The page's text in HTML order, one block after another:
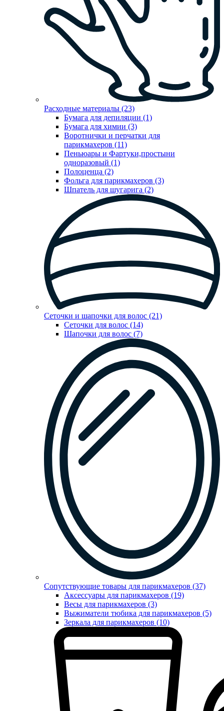
Расходные материалы (23)
Бумага для депиляции (1)
Бумага для химии (3)
Воротнички и перчатки для
парикмахеров (11)
Пеньюары и Фартуки,простыни
одноразовый (1)
Полоценца (2)
Фольга для парикмахеров (3)
Шпатель для шугарига (2)
Сеточки и шапочки для волос (21)
Сеточки для волос (14)
Шапочки для волос (7)
Сопутствующие товары для парикмахеров (37)
Аксессуары для парикмахеров (19)
Весы для парикмахеров (3)
Выжиматели тюбика для парикмахеров (5)
Зеркала для парикмахеров (10)